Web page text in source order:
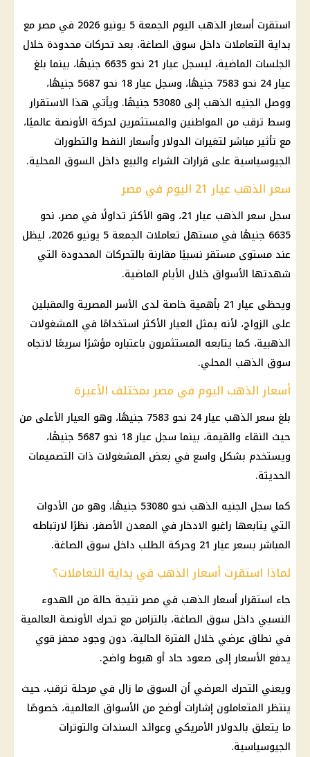
استقرت أسعار الذهب اليوم الجمعة 5 يونيو 2026 في مصر مع
بداية التعاملات داخل سوق الصاغة، بعد تحركات محدودة خلال
الجلسات الماضية، ليسجل عيار 21 نحو 6635 جنيهًا، بينما بلغ
عيار 24 نحو 7583 جنيهًا، وسجل عيار 18 نحو 5687 جنيهًا،
ووصل الجنيه الذهب إلى 53080 جنيهًا. ويأتي هذا الاستقرار
وسط ترقب من المواطنين والمستثمرين لحركة الأونصة عالميًا،
مع تأثير مباشر لتغيرات الدولار وأسعار النفط والتطورات
الجيوسياسية على قرارات الشراء والبيع داخل السوق المحلية.
سعر الذهب عيار 21 اليوم في مصر
سجل سعر الذهب عيار 21
، وهو الأكثر تداولًا في مصر، نحو
6635 جنيهًا في مستهل تعاملات الجمعة 5 يونيو 2026، ليظل
عند مستوى مستقر نسبيًا مقارنة بالتحركات المحدودة التي
شهدتها الأسواق خلال الأيام الماضية.
ويحظى عيار 21
بأهمية خاصة لدى الأسر المصرية والمقبلين
على الزواج، لأنه يمثل العيار الأكثر استخدامًا في المشغولات
الذهبية، كما يتابعه المستثمرون باعتباره مؤشرًا سريعًا لاتجاه
سوق الذهب المحلي.
أسعار الذهب اليوم في مصر بمختلف الأعيرة
بلغ سعر الذهب عيار 24
نحو 7583 جنيهًا، وهو العيار الأعلى من
حيث النقاء والقيمة، بينما سجل عيار 18
نحو 5687 جنيهًا،
ويستخدم بشكل واسع في بعض المشغولات ذات التصميمات
الحديثة.
كما سجل الجنيه الذهب
نحو 53080 جنيهًا، وهو من الأدوات
التي يتابعها راغبو الادخارفي المعدن الأصفر، نظرًا لارتباطه
المباشر بسعرعيار 21 وحركة الطلب داخل سوق الصاغة.
لماذا استقرت أسعار الذهب في بداية التعاملات؟
جاء استقرارأسعار الذهب في مصرنتيجة حالة من الهدوء
النسبي داخل سوق الصاغة، بالتزامن مع تحرك الأونصة العالمية
في نطاق عرضي خلال الفترة الحالية، دون وجود محفز قوي
يدفع الأسعار إلى صعود حاد أو هبوط واضح.
ويعني التحرك العرضي أن السوق ما زال في مرحلة ترقب، حيث
ينتظر المتعاملون إشارات أوضح من الأسواق العالمية، خصوصًا
ما يتعلق بالدولار الأمريكي وعوائد السندات والتوترات
الجيوسياسية.